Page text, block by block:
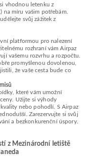
vhodnou letenku z
na míru vašim potřebám.
svůj zážitek z
platformou pro nalezení
rozhraní vám Airpaz
vašemu rozvrhu a rozpočtu.
promyšlenou dovolenou,
že vaše cesta bude co
které vám umožní
Užijte si výhody
nebo pohodlí. S Airpaz
Zarezervujte si svůj
a bezkonkurenční úspory.
z Mezinárodní letiště